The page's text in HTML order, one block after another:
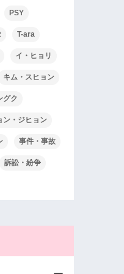
PSY
T-ara
イ・ヒョリ
キム・スヒョン
グク
ン・ジヒョン
事件・事故
訴訟・紛争